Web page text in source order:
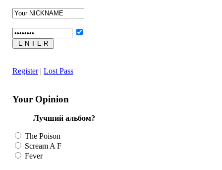
Register| Lost Pass
Your Opinion
Лучший альбом?
The Poison
Scream A F
Fever